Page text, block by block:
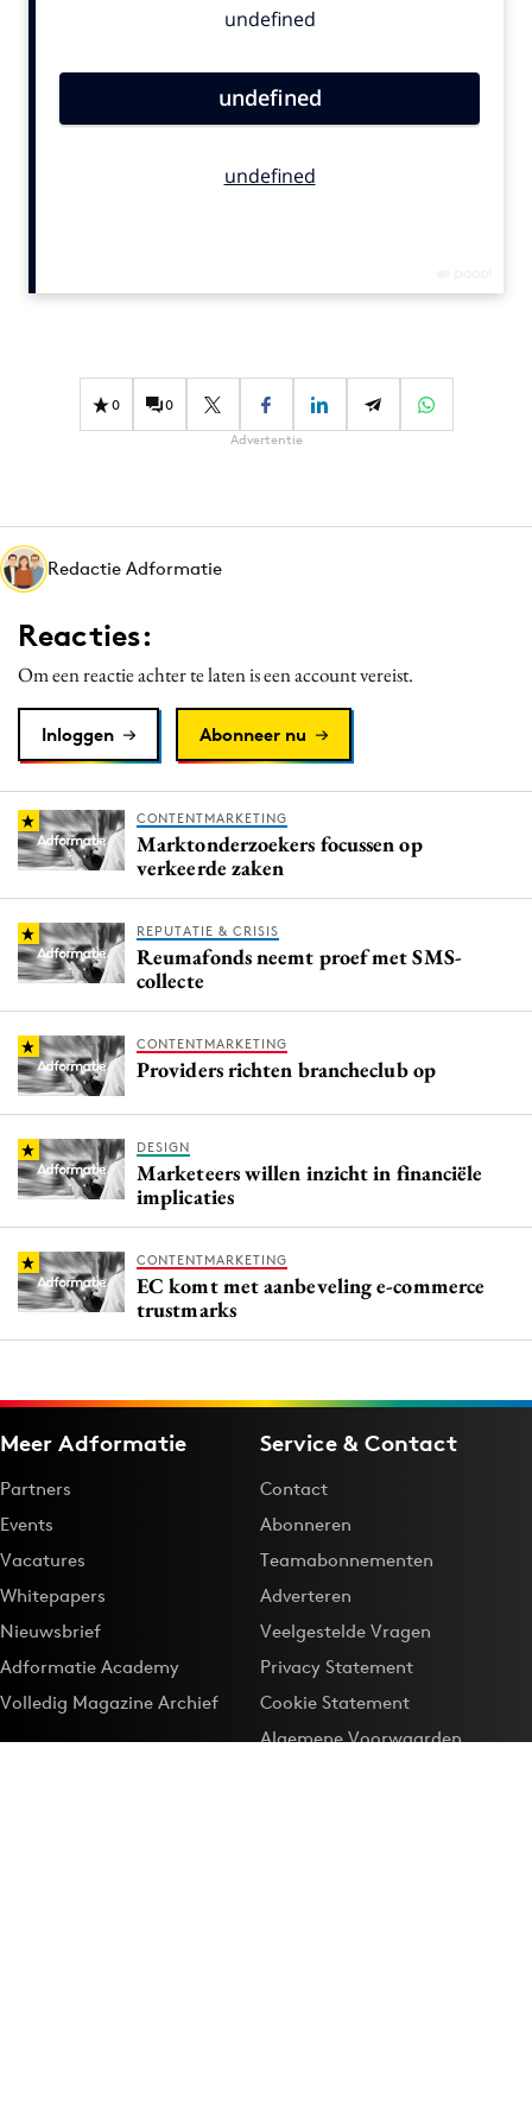
Contentmarketing
Effectiviteit
Gedragsverandering
Martech
Media
Merkstrategie
PR
Programmatic
Reputatie & crisis
0 0
Advertentie
Redactie Adformatie
Reacties:
Om een reactie achter te laten is een account vereist.
Inloggen Abonneer nu
CONTENTMARKETING
Marktonderzoekers focussen op
verkeerde zaken
REPUTATIE & CRISIS
Reumafonds neemt proef met SMS-
collecte
CONTENTMARKETING
Providers richten brancheclub op
DESIGN
Marketeers willen inzicht in financiële
implicaties
CONTENTMARKETING
EC komt met aanbeveling e-commerce
trustmarks
Meer Adformatie
Partners
Events
Vacatures
Whitepapers
Nieuwsbrief
Adformatie Academy
Volledig Magazine Archief
Service & Contact
Contact
Abonneren
Teamabonnementen
Adverteren
Veelgestelde Vragen
Privacy Statement
Cookie Statement
Algemene Voorwaarden